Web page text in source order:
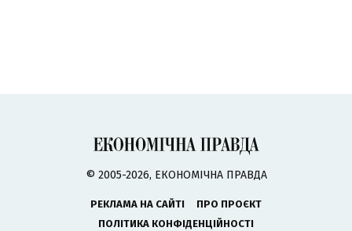
© 2005-2026, ЕКОНОМІЧНА ПРАВДА
РЕКЛАМА НА САЙТІ
ПРО ПРОЄКТ
ПОЛІТИКА КОНФІДЕНЦІЙНОСТІ